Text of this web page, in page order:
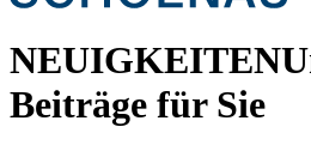
NEUIGKEITEN
Beiträge für Sie